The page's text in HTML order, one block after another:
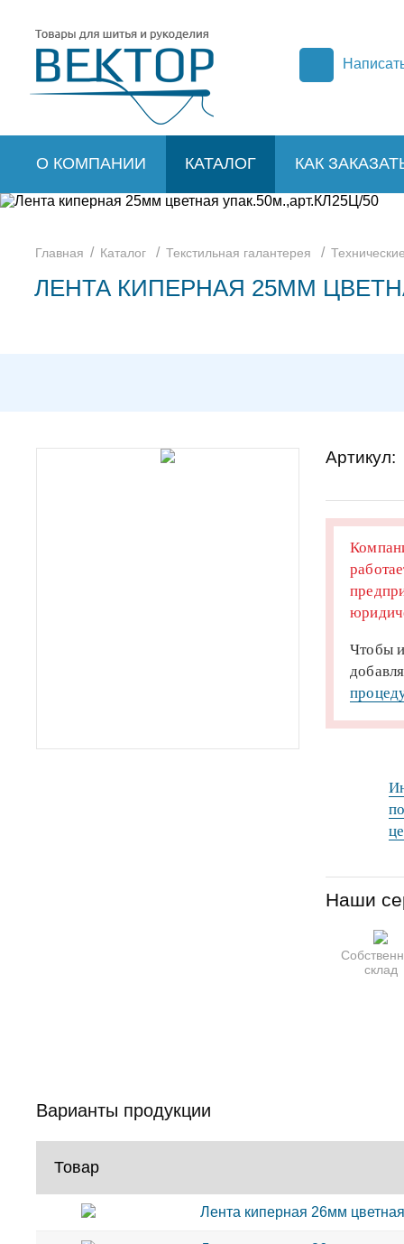
О КОМПАНИИ КАТАЛОГ КАК
Главная / Каталог / Текстильная галантерея /
ЛЕНТА КИПЕРНАЯ 25ММ
Артикул:
Чтобы
Наши
склад
Варианты продукции
Товар
Лента киперная 26мм